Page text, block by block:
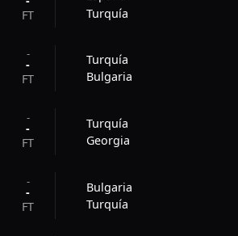
FT
Turquía
-
-
FT
Turquía
Bulgaria
-
-
FT
Turquía
Georgia
-
-
FT
Bulgaria
Turquía